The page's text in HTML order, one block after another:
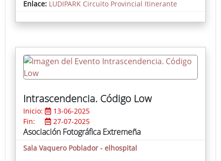
en el parque el día del evento.
Enlace: LUDIPARK Circuito Provincial Itinerante
Intrascendencia. Código Low
Inicio:
13-06-2025
Fin:
27-07-2025
Asociación Fotográfica Extremeña
Sala Vaquero Poblador - elhospital